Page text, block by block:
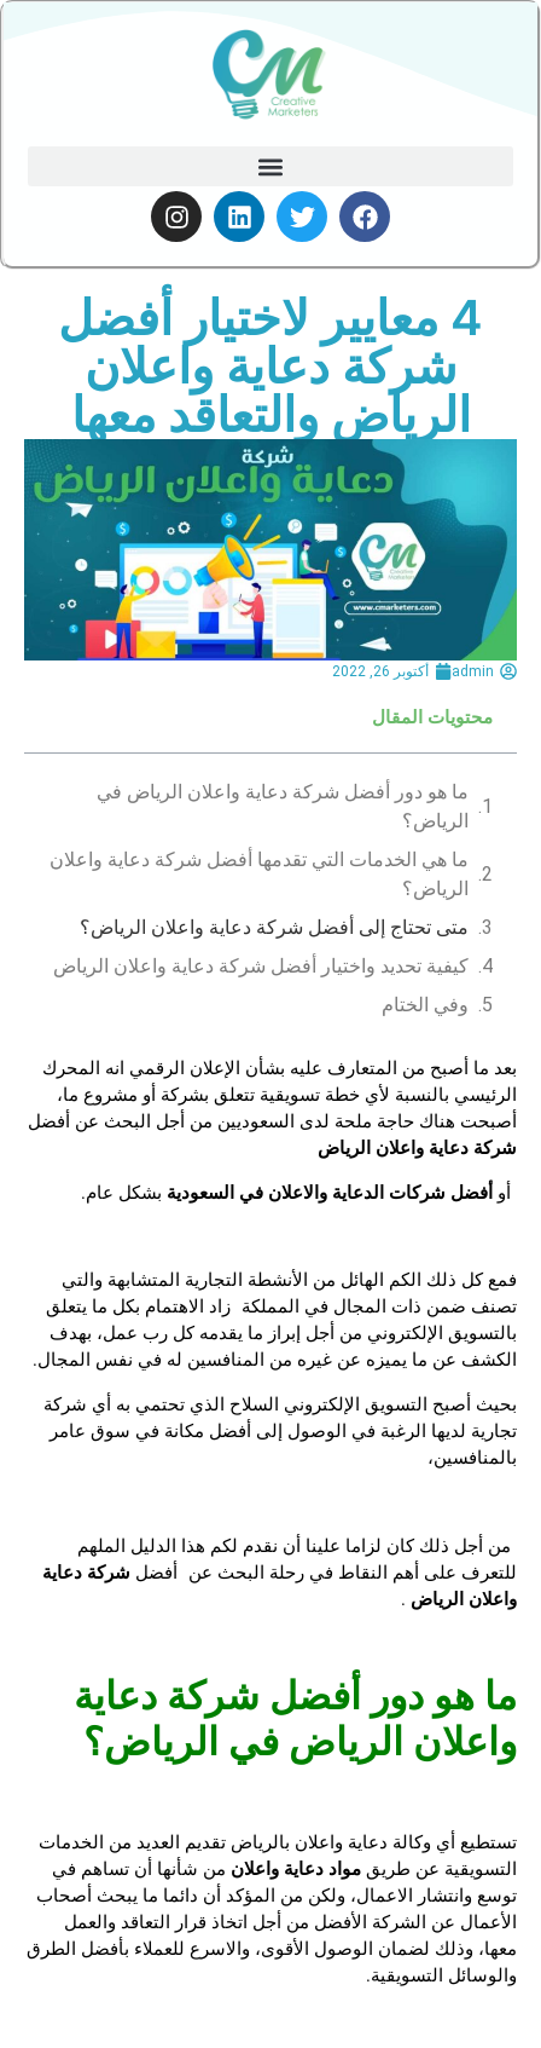
4 معايير لاختيار أفضل
شركة دعاية واعلان
الرياض والتعاقد معها
admin أكتوبر 26, 2022
محتويات المقال
ما هو دور أفضل شركة دعاية واعلان الرياض في
الرياض؟
ما هي الخدمات التي تقدمها أفضل شركة دعاية واعلان
الرياض؟
متى تحتاج إلى أفضل شركة دعاية واعلان الرياض؟
كيفية تحديد واختيار أفضل شركة دعاية واعلان الرياض
وفي الختام
بعد ما أصبح من المتعارف عليه بشأن الإعلان الرقمي انه المحرك
الرئيسي بالنسبة لأي خطة تسويقية تتعلق بشركة أو مشروع ما،
أصبحت هناك حاجة ملحة لدى السعوديين من أجل البحث عن أفضل
شركة دعاية واعلان الرياض
أفضل شركات الدعاية والاعلان في السعوديةبشكل عام.
فمع كل ذلك الكم الهائل من الأنشطة التجارية المتشابهة والتي
تصنف ضمن ذات المجال في المملكة زاد الاهتمام بكل ما يتعلق
بالتسويق الإلكتروني من أجل إبراز ما يقدمه كل رب عمل، بهدف
الكشف عن ما يميزه عن غيره من المنافسين له في نفس المجال.
بحيث أصبح التسويق الإلكتروني السلاح الذي تحتمي به أي شركة
تجارية لديها الرغبة في الوصول إلى أفضل مكانة في سوق عامر
بالمنافسين،
من أجل ذلك كان لزاما علينا أن نقدم لكم هذا الدليل الملهم
للتعرف على أهم النقاط في رحلة البحث عن أفضلشركة دعاية
واعلان الرياض.
ما هو دور أفضلشركة دعاية
واعلان الرياضفي الرياض؟
تستطيع أي وكالة دعاية واعلان بالرياض تقديم العديد من الخدمات
التسويقية عن طريق مواد دعاية واعلانمن شأنها أن تساهم في
توسع وانتشار الاعمال، ولكن من المؤكد أن دائما ما يبحث أصحاب
الأعمال عن الشركة الأفضل من أجل اتخاذ قرار التعاقد والعمل
معها، وذلك لضمان الوصول الأقوى، والاسرع للعملاء بأفضل الطرق
والوسائل التسويقية.